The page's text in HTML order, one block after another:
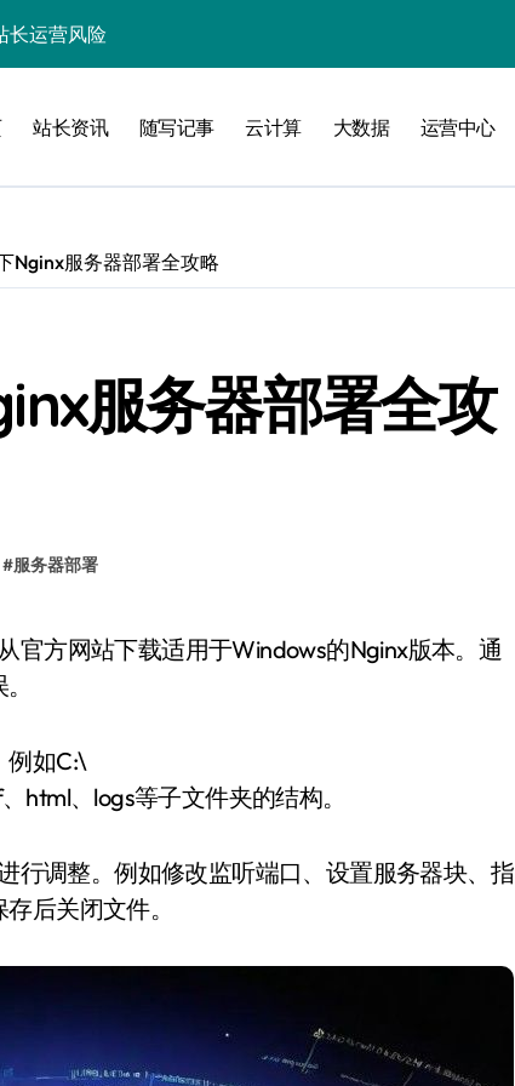
长运营风险
网关科技进阶实战
站长资讯 随写记事 云计算 大数据 运营中心
Nginx服务器部署全攻略
服务器部署全攻
#服务器部署
例如C:\
html、logs等子文件夹的结构。
行调整。例如修改监听端口、设置服务器块、指
后关闭文件。